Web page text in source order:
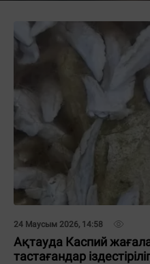
24 Маусым 2026, 14:58
Ақтауда Каспий
тастағандар